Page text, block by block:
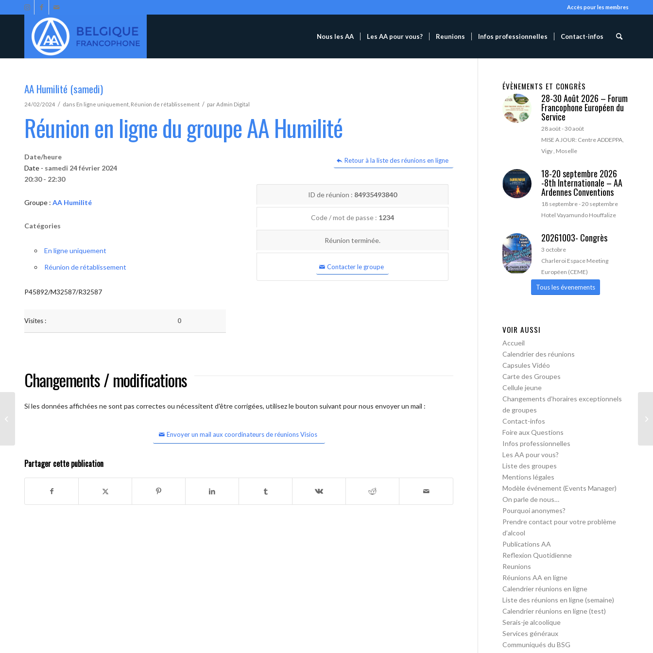
Accès pour les membres
Nous les AA Les AA pour vous? Reunions Infos professionnelles Contact-infos
AA Humilité (samedi)
24/02/2024 / dans En ligne uniquement Réunion de rétablissement / parAdmin Digital
Réunion en ligne du groupe AA Humilité
Retour à la liste des réunions en ligne
Date/heure
Date - samedi 24 février 2024
20:30 - 22:30
Groupe : AA Humilité
Catégories
En ligne uniquement
Réunion de rétablissement
P45892/M32587/R32587
Visites : 0
ID de réunion : 84935493840
Code / mot de passe : 1234
Réunion terminée.
Contacter le groupe
Changements / modifications
Si les données affichées ne sont pas correctes ou nécessitent d'être corrigées, utilisez le bouton suivant pour nous envoyer un mail :
Envoyer un mail aux coordinateurs de réunions Visios
Partager cette publication
ÉVÈNEMENTS ET CONGRÈS
28-30 Août 2026 – Forum
Francophone Européen du
Service
28 août-30 août
MISE A JOUR: Centre ADDEPPA,
Vigy , Moselle
18-20 septembre 2026
-8th Internationale – AA
Ardennes Conventions
18 septembre-20 septembre
Hotel Vayamundo Houffalize
20261003- Congrès
3 octobre
Charleroi Espace Meeting
Européen (CEME)
Tous les évenements
VOIR AUSSI
Accueil
Calendrier des réunions
Capsules Vidéo
Carte des Groupes
Cellule jeune
Changements d’horaires exceptionnels
de groupes
Contact-infos
Foire aux Questions
Infos professionnelles
Les AA pour vous?
Liste des groupes
Mentions légales
Modèle événement (Events Manager)
On parle de nous…
Pourquoi anonymes?
Prendre contact pour votre problème
d’alcool
Publications AA
Reflexion Quotidienne
Reunions
Réunions AA en ligne
Calendrier réunions en ligne
Liste des réunions en ligne (semaine)
Calendrier réunions en ligne (test)
Serais-je alcoolique
Services généraux
Communiqués du BSG